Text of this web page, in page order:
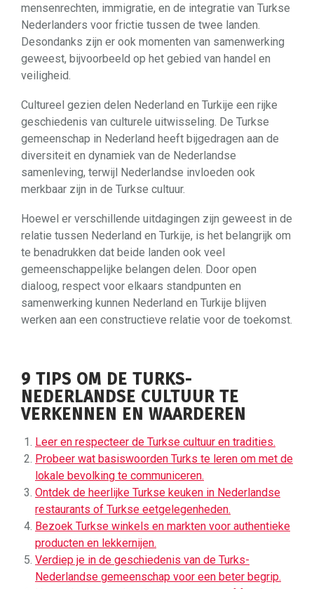
mensenrechten, immigratie, en de integratie van Turkse
Nederlanders voor frictie tussen de twee landen.
Desondanks zijn er ook momenten van samenwerking
geweest, bijvoorbeeld op het gebied van handel en
veiligheid.
Cultureel gezien delen Nederland en Turkije een rijke
geschiedenis van culturele uitwisseling. De Turkse
gemeenschap in Nederland heeft bijgedragen aan de
diversiteit en dynamiek van de Nederlandse
samenleving, terwijl Nederlandse invloeden ook
merkbaar zijn in de Turkse cultuur.
Hoewel er verschillende uitdagingen zijn geweest in de
relatie tussen Nederland en Turkije, is het belangrijk om
te benadrukken dat beide landen ook veel
gemeenschappelijke belangen delen. Door open
dialoog, respect voor elkaars standpunten en
samenwerking kunnen Nederland en Turkije blijven
werken aan een constructieve relatie voor de toekomst.
9 TIPS OM DE TURKS-
NEDERLANDSE CULTUUR TE
VERKENNEN EN WAARDEREN
Leer en respecteer de Turkse cultuur en tradities.
Probeer wat basiswoorden Turks te leren om met de
lokale bevolking te communiceren.
Ontdek de heerlijke Turkse keuken in Nederlandse
restaurants of Turkse eetgelegenheden.
Bezoek Turkse winkels en markten voor authentieke
producten en lekkernijen.
Verdiep je in de geschiedenis van de Turks-
Nederlandse gemeenschap voor een beter begrip.